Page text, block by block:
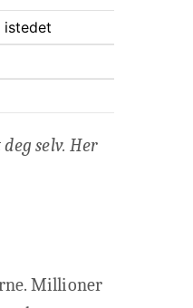
istedet
selv. Her
Millioner